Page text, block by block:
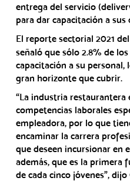
entrega del servicio
para dar capacitación a sus
El reporte sectorial 2021 del
señaló que sólo 2.8% de
capacitación a su
gran horizonte que cubrir.
“La industria
competencias laborales
empleadora, por lo que
encaminar la carrera
que deseen incursionar en
además, que es la primera
de cada cinco jóvenes”, dijo